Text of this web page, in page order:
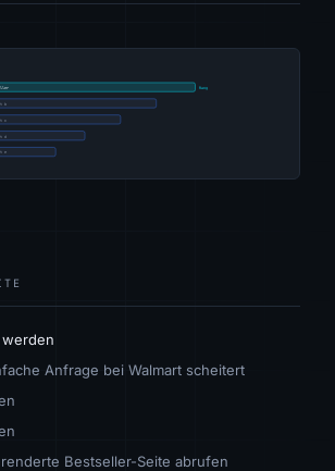
werden
Anfrage bei Walmart scheitert
Bestseller-Seite abrufen